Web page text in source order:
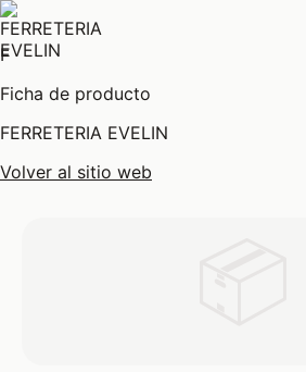
F
Ficha de producto
FERRETERIA EVELIN
Volver al sitio web